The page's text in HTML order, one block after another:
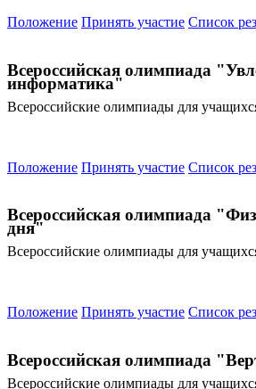
Положение Принять участие Список
Всероссийская олимпиада
информатика"
Всероссийские олимпиады для
Положение Принять участие Список
Всероссийская олимпиада
дня"
Всероссийские олимпиады для
Положение Принять участие Список
Всероссийская олимпиада
Всероссийские олимпиады для